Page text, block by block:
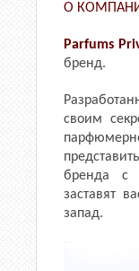
О
Parfums
бренд.
своим
бренда с
заставят
запад.